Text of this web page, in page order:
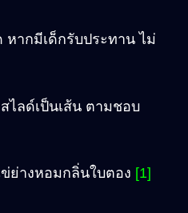
ากมีเด็กรับประทาน ไม่
ไลด์เป็นเส้น ตามชอบ
ข่ย่างหอมกลิ่นใบตอง [1]